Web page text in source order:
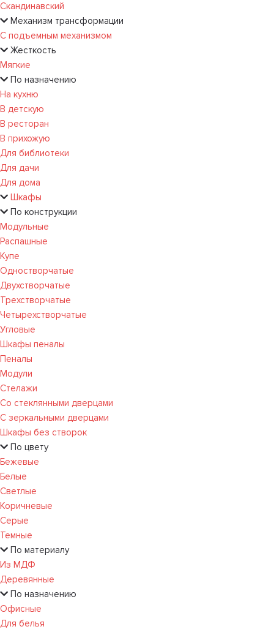
Скандинавский
Механизм трансформации
С подъемным механизмом
Жесткость
Мягкие
По назначению
На кухню
В детскую
В ресторан
В прихожую
Для библиотеки
Для дачи
Для дома
Шкафы
По конструкции
Модульные
Распашные
Купе
Одностворчатые
Двухстворчатые
Трехстворчатые
Четырехстворчатые
Угловые
Шкафы пеналы
Пеналы
Модули
Стелажи
Со стеклянными дверцами
С зеркальными дверцами
Шкафы без створок
По цвету
Бежевые
Белые
Светлые
Коричневые
Серые
Темные
По материалу
Из МДФ
Деревянные
По назначению
Офисные
Для белья